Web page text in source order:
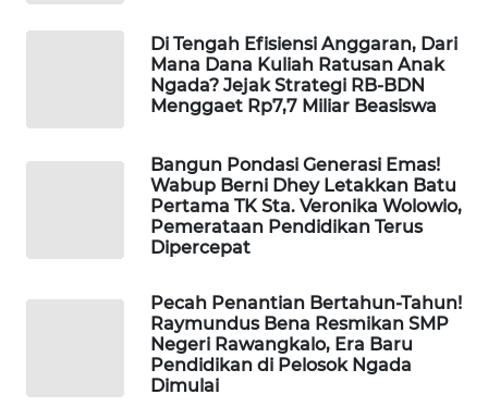
Di Tengah Efisiensi Anggaran, Dari
Mana Dana Kuliah Ratusan Anak
Ngada? Jejak Strategi RB-BDN
Menggaet Rp7,7 Miliar Beasiswa
Bangun Pondasi Generasi Emas!
Wabup Berni Dhey Letakkan Batu
Pertama TK Sta. Veronika Wolowio,
Pemerataan Pendidikan Terus
Dipercepat
Pecah Penantian Bertahun-Tahun!
Raymundus Bena Resmikan SMP
Negeri Rawangkalo, Era Baru
Pendidikan di Pelosok Ngada
Dimulai
HEALTH
Wahana